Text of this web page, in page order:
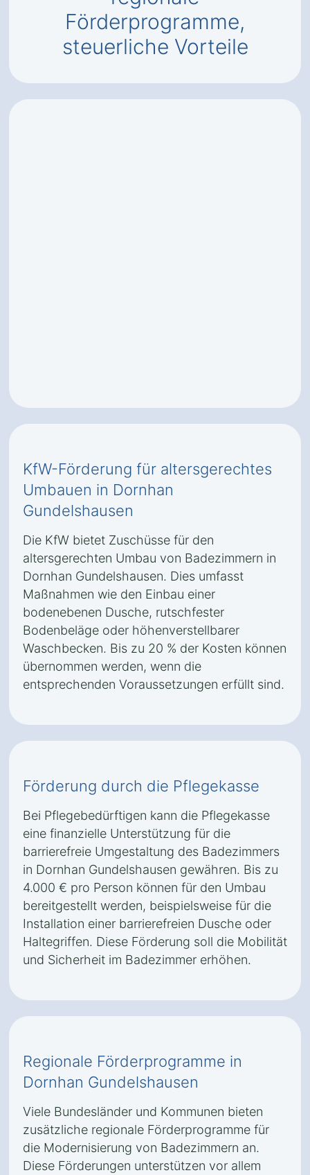
Förderprogramme,
steuerliche Vorteile
KfW-Förderung für altersgerechtes
Umbauen in Dornhan
Gundelshausen
Die KfW bietet Zuschüsse für den
altersgerechten Umbau von Badezimmern in
Dornhan Gundelshausen. Dies umfasst
Maßnahmen wie den Einbau einer
bodenebenen Dusche, rutschfester
Bodenbeläge oder höhenverstellbarer
Waschbecken. Bis zu 20 % der Kosten können
übernommen werden, wenn die
entsprechenden Voraussetzungen erfüllt sind.
Förderung durch die Pflegekasse
Bei Pflegebedürftigen kann die Pflegekasse
eine finanzielle Unterstützung für die
barrierefreie Umgestaltung des Badezimmers
in Dornhan Gundelshausen gewähren. Bis zu
4.000 € pro Person können für den Umbau
bereitgestellt werden, beispielsweise für die
Installation einer barrierefreien Dusche oder
Haltegriffen. Diese Förderung soll die Mobilität
und Sicherheit im Badezimmer erhöhen.
Regionale Förderprogramme in
Dornhan Gundelshausen
Viele Bundesländer und Kommunen bieten
zusätzliche regionale Förderprogramme für
die Modernisierung von Badezimmern an.
Diese Förderungen unterstützen vor allem